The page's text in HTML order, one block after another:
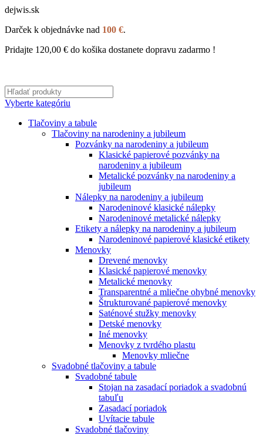
dejwis.sk
Darček k objednávke nad 100 €.
Pridajte 120,00 € do košika dostanete dopravu zadarmo !
Vyberte kategóriu
Tlačoviny a tabule
Tlačoviny na narodeniny a jubileum
Pozvánky na narodeniny a jubileum
Klasické papierové pozvánky na
narodeniny a jubileum
Metalické pozvánky na narodeniny a
jubileum
Nálepky na narodeniny a jubileum
Narodeninové klasické nálepky
Narodeninové metalické nálepky
Etikety a nálepky na narodeniny a jubileum
Narodeninové papierové klasické etikety
Menovky
Drevené menovky
Klasické papierové menovky
Metalické menovky
Transparentné a mliečne ohybné menovky
Štrukturované papierové menovky
Saténové stužky menovky
Detské menovky
Iné menovky
Menovky z tvrdého plastu
Menovky mliečne
Svadobné tlačoviny a tabule
Svadobné tabule
Stojan na zasadací poriadok a svadobnú
tabuľu
Zasadací poriadok
Uvítacie tabule
Svadobné tlačoviny